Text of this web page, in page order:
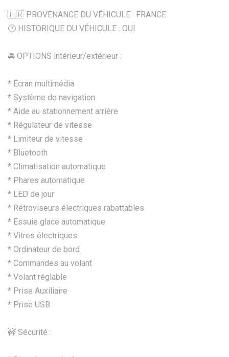
🇫🇷 PROVENANCE DU VÉHICULE : FRANCE
🕐 HISTORIQUE DU VÉHICULE : OUI
🚘 OPTIONS intérieur/extérieur :
* Écran multimédia
* Système de navigation
* Aide au stationnement arrière
* Régulateur de vitesse
* Limiteur de vitesse
* Bluetooth
* Climatisation automatique
* Phares automatique
* LED de jour
* Rétroviseurs électriques rabattables
* Essuie glace automatique
* Vitres électriques
* Ordinateur de bord
* Commandes au volant
* Volant réglable
* Prise Auxiliaire
* Prise USB
🚧 Sécurité :